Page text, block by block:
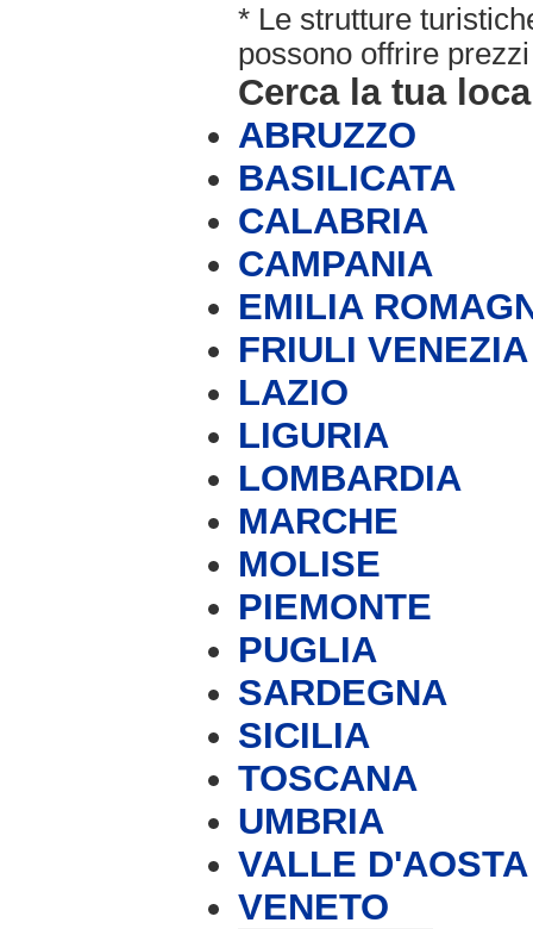
* Le strutture
possono offrire
Cerca la tua
ABRUZZO
BASILICATA
CALABRIA
CAMPANIA
EMILIA
FRIULI
LAZIO
LIGURIA
LOMBARDIA
MARCHE
MOLISE
PIEMONTE
PUGLIA
SARDEGNA
SICILIA
TOSCANA
UMBRIA
VALLE D'AOSTA
VENETO